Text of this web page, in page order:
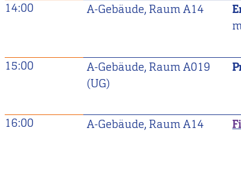
14:00 A-Gebäude, Raum A14
15:00
A-Gebäude, Raum A019
(UG)
16:00 A-Gebäude, Raum A14